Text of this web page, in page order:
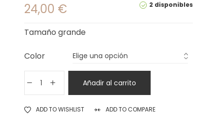
2 disponibles
24,00 €
Tamaño grande
Color
Añadir al carrito
ADD TO WISHLIST ADD TO COMPARE